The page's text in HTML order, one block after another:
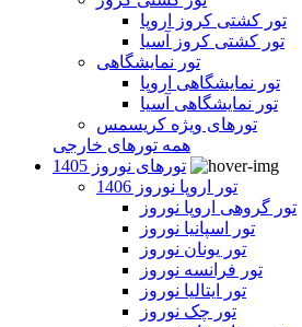
تور کشتی کروز اروپا
تور کشتی کروز آسیا
تور نمایشگاهی
تور نمایشگاهی اروپا
تور نمایشگاهی آسیا
تورهای ویژه کریسمس
همه تورهای خارجی
تورهای نوروز 1405
تور اروپا نوروز 1406
تور گروهی اروپا نوروز
تور اسپانیا نوروز
تور یونان نوروز
تور فرانسه نوروز
تور ایتالیا نوروز
تور چک نوروز